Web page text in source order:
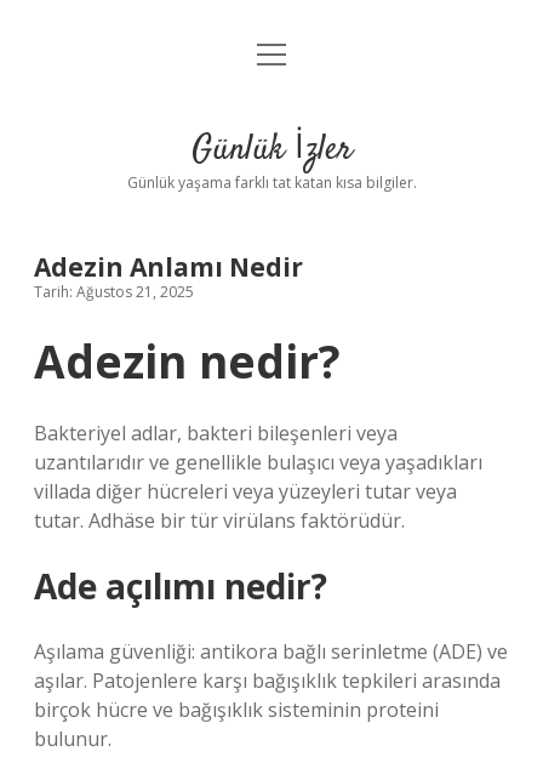
Anasayfa
Yasal Uyarı
menüyü
Günlük İzler
Günlük yaşama farklı tat katan kısa bilgiler.
Adezin Anlamı Nedir
Tarih: Ağustos 21, 2025
Adezin nedir?
Bakteriyel adlar, bakteri bileşenleri veya
uzantılarıdır ve genellikle bulaşıcı veya yaşadıkları
villada diğer hücreleri veya yüzeyleri tutar veya
tutar. Adhäse bir tür virülans faktörüdür.
Ade açılımı nedir?
Aşılama güvenliği: antikora bağlı serinletme (ADE) ve
aşılar. Patojenlere karşı bağışıklık tepkileri arasında
birçok hücre ve bağışıklık sisteminin proteini
bulunur.